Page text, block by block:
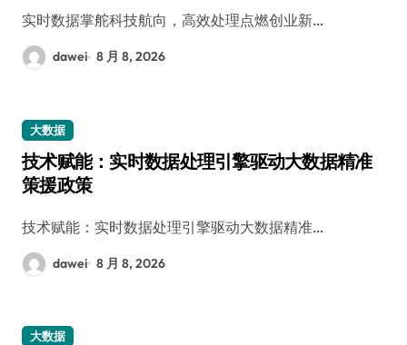
实时数据掌舵科技航向，高效处理点燃创业新…
dawei 8 月 8, 2026
大数据
技术赋能：实时数据处理引擎驱动大数据精准
策援政策
技术赋能：实时数据处理引擎驱动大数据精准…
dawei 8 月 8, 2026
大数据